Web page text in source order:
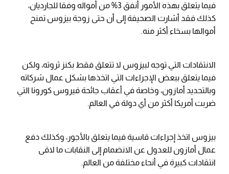
فيما يتعلق بهذه الأمور أنفق 3% من أمواله وفقا للجارديان،
كذلك فقد أشارت الصحيفة إلى أن حتى زوجة بيزوس تمنح
أموالها بسخاء أكثر منه.
الانتقادات التي توجه لبيزوس لا تتعلق فقط بكنز ثروته، ولكن
فيما يتعلق ببعض الإجراءات التي اتخذها بشكل عمال شركاته
وبالتحديد أمازون، وخاصة في أعقاب جائحة فيروس كورونا التي
ضربت أمريكا أكثر من أي دولة في العالم.
بيزوس اتخذ إجراءات قاسية فيما يتعلق بالأجور، وكذلك دفع
عمال أمازون للعدول عن الانضمام إلى النقابات ما لاقى
انتقادات كبيرة في أنحاء مختلفة من العالم.